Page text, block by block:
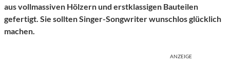
aus vollmassiven Hölzern und erstklassigen Bauteilen
gefertigt. Sie sollten Singer-Songwriter wunschlos glücklich
machen.
ANZEIGE